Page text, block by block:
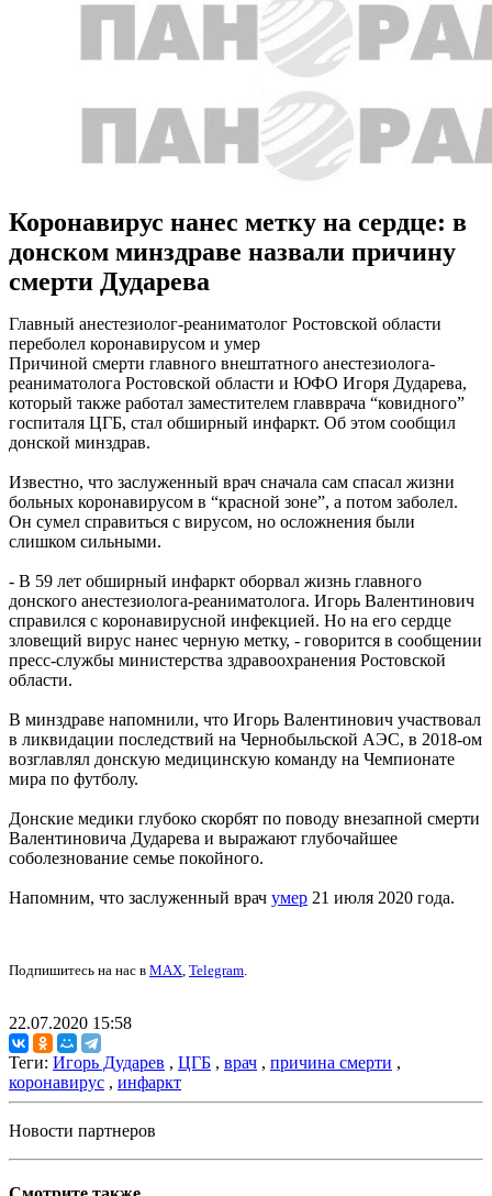
Коронавирус нанес метку на сердце: в
донском минздраве назвали причину
смерти Дударева
Главный анестезиолог-реаниматолог Ростовской области
переболел коронавирусом и умер
Причиной смерти главного внештатного анестезиолога-
реаниматолога Ростовской области и ЮФО Игоря Дударева,
который также работал заместителем главврача “ковидного”
госпиталя ЦГБ, стал обширный инфаркт. Об этом сообщил
донской минздрав.
Известно, что заслуженный врач сначала сам спасал жизни
больных коронавирусом в “красной зоне”, а потом заболел.
Он сумел справиться с вирусом, но осложнения были
слишком сильными.
- В 59 лет обширный инфаркт оборвал жизнь главного
донского анестезиолога-реаниматолога. Игорь Валентинович
справился с коронавирусной инфекцией. Но на его сердце
зловещий вирус нанес черную метку, - говорится в сообщении
пресс-службы министерства здравоохранения Ростовской
области.
В минздраве напомнили, что Игорь Валентинович участвовал
в ликвидации последствий на Чернобыльской АЭС, в 2018-ом
возглавлял донскую медицинскую команду на Чемпионате
мира по футболу.
Донские медики глубоко скорбят по поводу внезапной смерти
Валентиновича Дударева и выражают глубочайшее
соболезнование семье покойного.
Напомним, что заслуженный врач умер 21 июля 2020 года.
Подпишитесь на нас в MAX, Telegram.
22.07.2020 15:58
Теги: Игорь Дударев , ЦГБ , врач , причина смерти ,
коронавирус , инфаркт
Новости партнеров